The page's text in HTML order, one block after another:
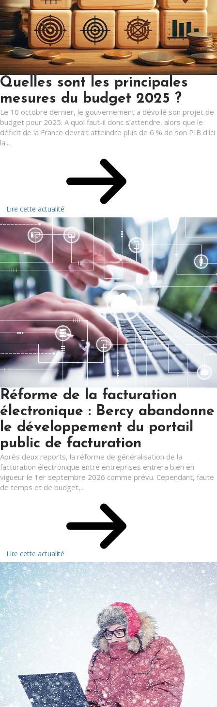
Quelles sont les principales
mesures du budget 2025 ?
Le 10 octobre dernier, le gouvernement a dévoilé son projet de
budget pour 2025. A quoi faut-il donc s’attendre, alors que le
déficit de la France devrait atteindre plus de 6 % de son PIB d'ici
la...
Lire cette actualité
Réforme de la facturation
électronique : Bercy abandonne
le développement du portail
public de facturation
Après deux reports, la réforme de généralisation de la
facturation électronique entre entreprises entrera bien en
vigueur le 1er septembre 2026 comme prévu. Cependant, faute
de temps et de budget,...
Lire cette actualité